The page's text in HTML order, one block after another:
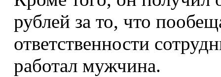
рублей за то, что
ответственности
работал мужчина.